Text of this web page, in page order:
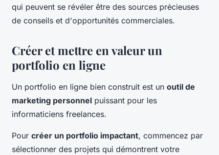
qui peuvent se révéler être des sources précieuses
de conseils et d'opportunités commerciales.
Créer et mettre en valeur un
portfolio en ligne
Un portfolio en ligne bien construit est un outil de
marketing personnel puissant pour les
informaticiens freelances.
Pour créer un portfolio impactant, commencez par
sélectionner des projets qui démontrent votre